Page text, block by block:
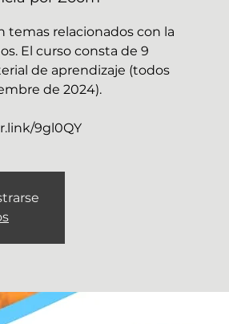
temas relacionados con la
El curso consta de 9
de aprendizaje (todos
de 2024).
Inscripciones: https://acortar.link/9gl0QY